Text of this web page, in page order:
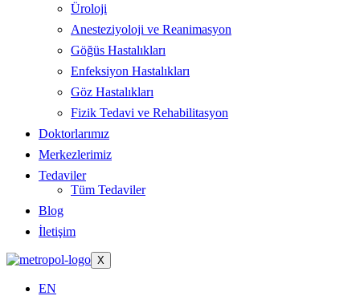
Üroloji
Anesteziyoloji ve Reanimasyon
Göğüs Hastalıkları
Enfeksiyon Hastalıkları
Göz Hastalıkları
Fizik Tedavi ve Rehabilitasyon
Doktorlarımız
Merkezlerimiz
Tedaviler
Tüm Tedaviler
Blog
İletişim
X
EN